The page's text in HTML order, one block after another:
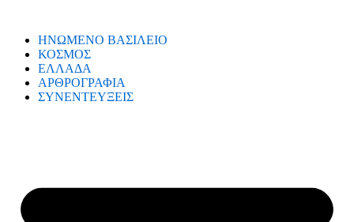
ΗΝΩΜΕΝΟ ΒΑΣΙΛΕΙΟ
ΚΟΣΜΟΣ
ΕΛΛΑΔΑ
ΑΡΘΡΟΓΡΑΦΙΑ
ΣΥΝΕΝΤΕΥΞΕΙΣ